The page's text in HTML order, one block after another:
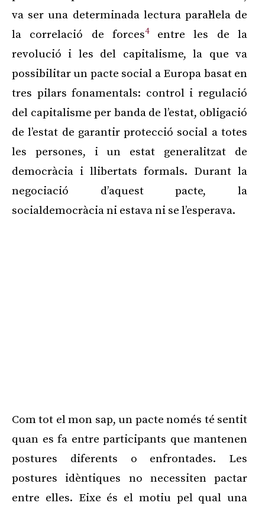
va ser una determinada lectura paral·lela de
la correlació de forces4entre les de la
revolució i les del capitalisme, la que va
possibilitar un pacte social a Europa basat en
tres pilars fonamentals: control i regulació
del capitalisme per banda de l’estat, obligació
de l’estat de garantir protecció social a totes
les persones, i un estat generalitzat de
democràcia i llibertats formals. Durant la
negociació d’aquest pacte, la
socialdemocràcia ni estava ni se l’esperava.
Com tot el mon sap, un pacte només té sentit
quan es fa entre participants que mantenen
postures diferents o enfrontades. Les
postures idèntiques no necessiten pactar
entre elles. Eixe és el motiu pel qual una